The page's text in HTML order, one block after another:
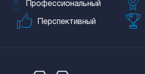
Профессиональный
Перспективный